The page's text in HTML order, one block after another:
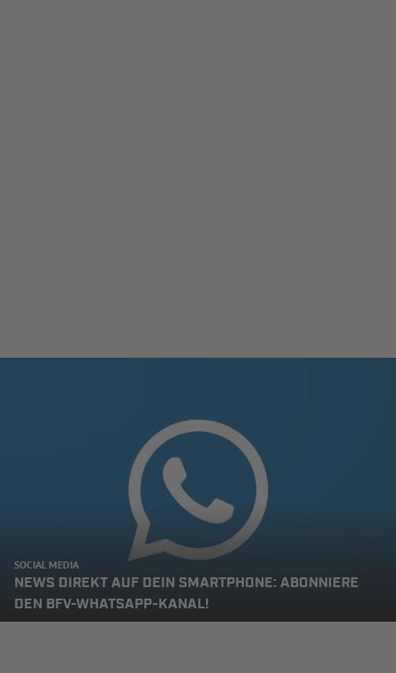
SOCIAL MEDIA
NEWS DIREKT AUF DEIN SMARTPHONE: ABONNIERE
DEN BFV-WHATSAPP-KANAL!